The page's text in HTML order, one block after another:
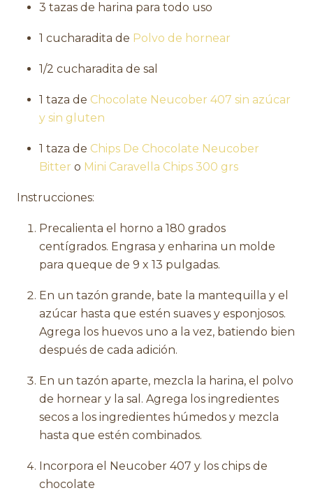
3 tazas de harina para todo uso
1 cucharadita de Polvo de hornear
1/2 cucharadita de sal
1 taza de Chocolate Neucober 407 sin azúcar
y sin gluten
1 taza de Chips De Chocolate Neucober
Bitter o Mini Caravella Chips 300 grs
Instrucciones:
Precalienta el horno a 180 grados
centígrados. Engrasa y enharina un molde
para queque de 9 x 13 pulgadas.
En un tazón grande, bate la mantequilla y el
azúcar hasta que estén suaves y esponjosos.
Agrega los huevos uno a la vez, batiendo bien
después de cada adición.
En un tazón aparte, mezcla la harina, el polvo
de hornear y la sal. Agrega los ingredientes
secos a los ingredientes húmedos y mezcla
hasta que estén combinados.
Incorpora el Neucober 407 y los chips de
chocolate